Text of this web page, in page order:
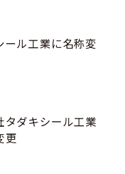
ール工業に名称変
タダキシール工業
更